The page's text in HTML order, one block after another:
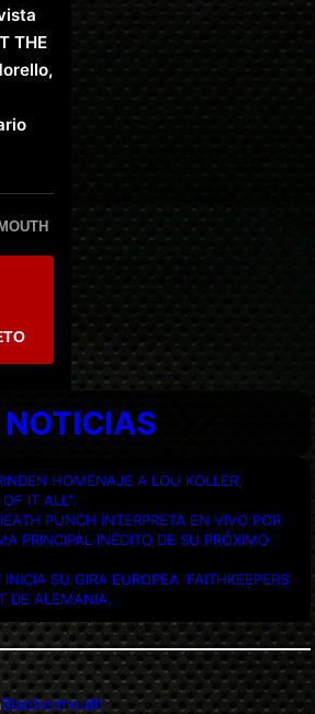
THE
HOMENAJE A LOU KOLLER,
IT ALL”.
PUNCH INTERPRETA EN VIVO POR
PRINCIPAL INÉDITO DE SU PRÓXIMO
SU GIRA EUROPEA ‘FAITHKEEPERS’
DE ALEMANIA.
Blabbermouth